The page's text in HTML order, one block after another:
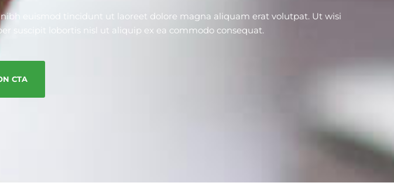
euismod tincidunt ut laoreet dolore magna aliquam erat volutpat. Ut wisi
suscipit lobortis nisl ut aliquip ex ea commodo consequat.
CTA